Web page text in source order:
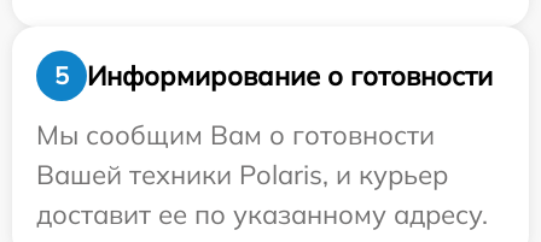
5
Информирование о готовности
Мы сообщим Вам о готовности
Вашей техники Polaris, и курьер
доставит ее по указанному адресу.